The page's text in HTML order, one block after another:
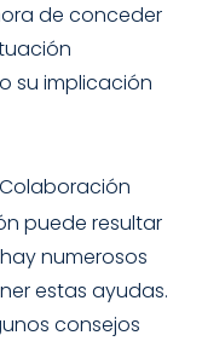
de conceder
su implicación
puede resultar
numerosos
estas ayudas.
consejos